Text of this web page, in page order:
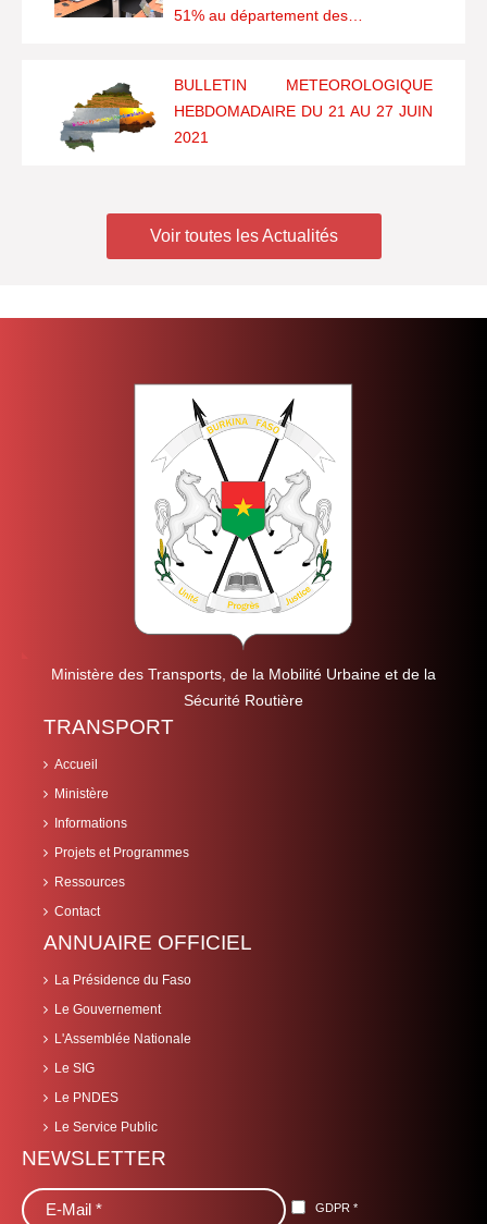
51% au département des…
BULLETIN METEOROLOGIQUE
HEBDOMADAIRE DU 21 AU 27 JUIN
2021
Voir toutes les Actualités
Ministère des Transports, de la Mobilité Urbaine et de la
Sécurité Routière
TRANSPORT
Accueil
Ministère
Informations
Projets et Programmes
Ressources
Contact
ANNUAIRE OFFICIEL
La Présidence du Faso
Le Gouvernement
L'Assemblée Nationale
Le SIG
Le PNDES
Le Service Public
NEWSLETTER
GDPR *